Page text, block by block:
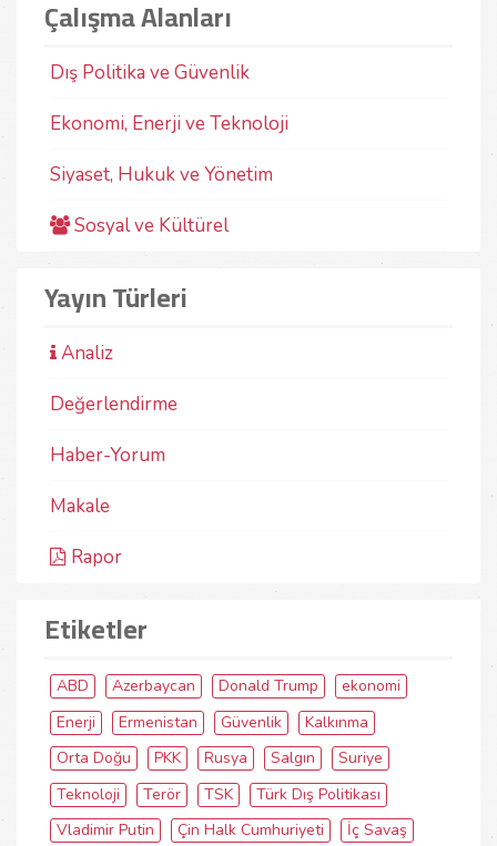
Bu çalışmada, Ziya Gökalp’in pek çok kalem
tarafından ele alınan yazı hayatı, siyasî düşünceleri,
münasebeti, olaylar karşısında verdiği tepkiler,
aldığı tavırlar ve hal...
Çalışma Alanları
Dış Politika ve Güvenlik
Ekonomi, Enerji ve Teknoloji
Siyaset, Hukuk ve Yönetim
Sosyal ve Kültürel
Yayın Türleri
Analiz
Değerlendirme
Haber-Yorum
Makale
Rapor
Etiketler
ABD Azerbaycan Donald Trump
ekonomi
Enerji
Ermenistan Güvenlik
Kalkınma
Orta Doğu
PKK Rusya Salgın
Suriye
Teknoloji
Terör TSK
Türk Dış Politikası
Vladimir Putin
Çin Halk Cumhuriyeti İç Savaş